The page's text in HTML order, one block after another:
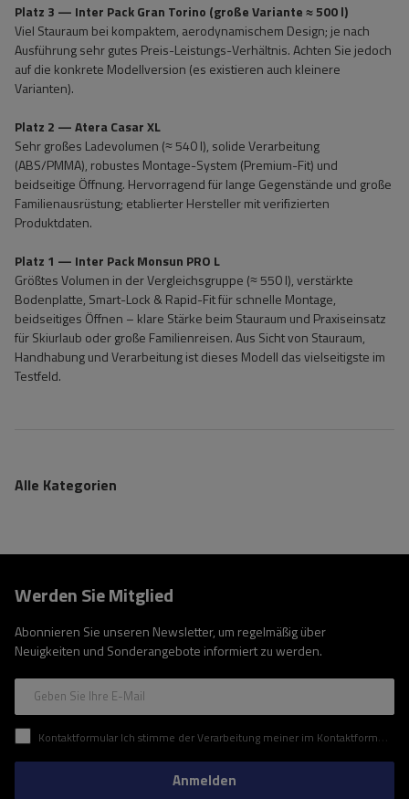
Platz 3 — Inter Pack Gran Torino (große Variante ≈ 500 l)
Viel Stauraum bei kompaktem, aerodynamischem Design; je nach
Ausführung sehr gutes Preis-Leistungs-Verhältnis. Achten Sie jedoch
auf die konkrete Modellversion (es existieren auch kleinere
Varianten).
Platz 2 — Atera Casar XL
Sehr großes Ladevolumen (≈ 540 l), solide Verarbeitung
(ABS/PMMA), robustes Montage-System (Premium-Fit) und
beidseitige Öffnung. Hervorragend für lange Gegenstände und große
Familienausrüstung; etablierter Hersteller mit verifizierten
Produktdaten.
Platz 1 — Inter Pack Monsun PRO L
Größtes Volumen in der Vergleichsgruppe (≈ 550 l), verstärkte
Bodenplatte, Smart-Lock & Rapid-Fit für schnelle Montage,
beidseitiges Öffnen – klare Stärke beim Stauraum und Praxiseinsatz
für Skiurlaub oder große Familienreisen. Aus Sicht von Stauraum,
Handhabung und Verarbeitung ist dieses Modell das vielseitigste im
Testfeld.
Alle Kategorien
Werden Sie Mitglied
Abonnieren Sie unseren Newsletter, um regelmäßig über
Neuigkeiten und Sonderangebote informiert zu werden.
Geben Sie Ihre E-Mail
Kontaktformular Ich stimme der Verarbeitung meiner im Kontaktformular enthaltenen personenbezogenen Daten gemäß der Verordnung (EU) des Europäischen Parlaments und des Rates zu.
Anmelden